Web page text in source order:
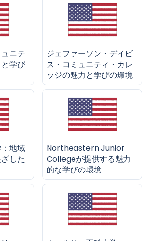
ニテ
学び
ジェファーソン・デイビ
ス・コミュニティ・カレ
ッジの魅力と学びの環境
地域
した
Northeastern Junior
Collegeが提供する魅力
的な学びの環境